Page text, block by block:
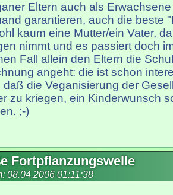
Eltern auch als
garantieren, auch die beste
kaum eine Mutter/ein Vater,
nimmt und es passiert doch
Fall allein den Eltern die
angeht: die ist schon
die Veganisierung der
zu kriegen, ein Kinderwunsch
;-)
Fortpflanzungswelle
08.04.2006 01:11:38